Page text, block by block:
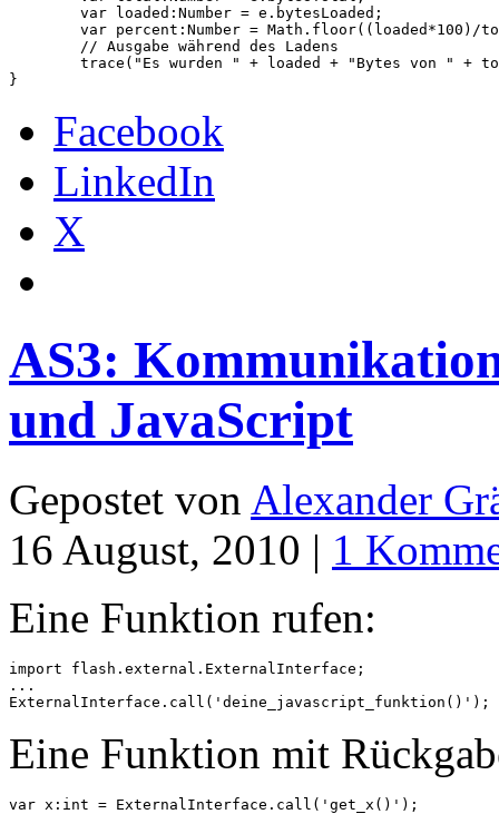
Facebook
LinkedIn
X
AS3:
und JavaScript
Gepostet von Alexander
16 August, 2010 | 1
Eine Funktion rufen:
import flash.external.ExternalInterface;
...
ExternalInterface.call('deine_javascript_funktion()');
Eine Funktion mit
var x:int = ExternalInterface.call('get_x()');